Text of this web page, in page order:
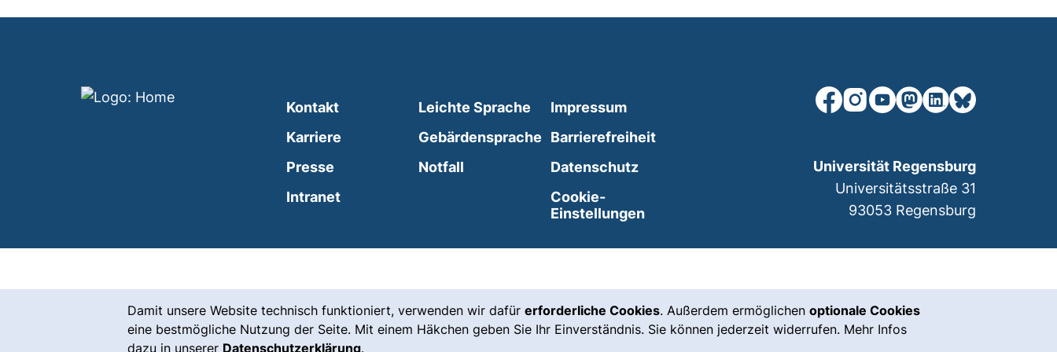
Damit unsere Website technisch funktioniert, verwenden wir dafür erforderliche Cookies. Außerdem ermöglichen optionale Cookies
eine bestmögliche Nutzung der Seite. Mit einem Häkchen geben Sie Ihr Einverständnis. Sie können jederzeit widerrufen. Mehr Infos
dazu in unserer Datenschutzerklärung.
Kontakt
Karriere
Presse
Intranet(externer Link, öffnet neues Fenster)
Leichte Sprache
Gebärdensprache
Notfall (externer Link, öffnet neues Fenster)
Impressum
Barrierefreiheit
Datenschutz
Cookie-
Einstellungen
unsere Facebook-Seite (externer
unsere Instagram-Seite
unsere YouTube-Seite
unsere Mastodon-
unsere LinkedIn-
unsere
Universität Regensburg
Universitätsstraße 31
93053 Regensburg